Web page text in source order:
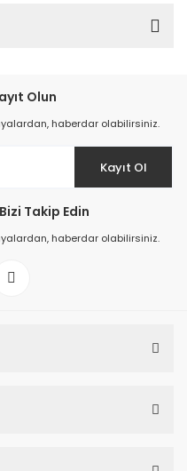
Olun
haberdar olabilirsiniz.
Kayıt Ol
Takip Edin
haberdar olabilirsiniz.